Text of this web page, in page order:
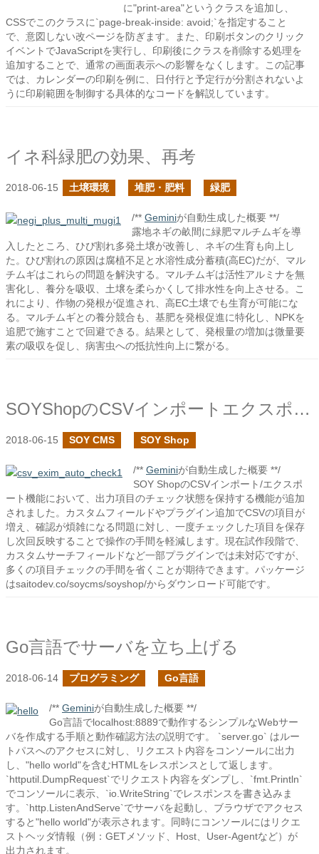
に"print-area"というクラスを追加し、
CSSでこのクラスに`page-break-inside: avoid;`を指定すること
で、意図しない改ページを防ぎます。また、印刷ボタンのクリック
イベントでJavaScriptを実行し、印刷後にクラスを削除する処理を
追加することで、通常の画面表示への影響をなくします。この記事
では、カレンダーの印刷を例に、日付行と予定行が分割されないよ
うに印刷範囲を制御する具体的なコードを解説しています。
イネ科緑肥の効果、再考
2018-06-15 土壌環境 堆肥・肥料 緑肥
/** Geminiが自動生成した概要 **/
露地ネギの畝間に緑肥マルチムギを導
入したところ、ひび割れ多発土壌が改善し、ネギの生育も向上し
た。ひび割れの原因は腐植不足と水溶性成分蓄積(高EC)だが、マル
チムギはこれらの問題を解決する。マルチムギは活性アルミナを無
害化し、養分を吸収、土壌を柔らかくして排水性を向上させる。こ
れにより、作物の発根が促進され、高EC土壌でも生育が可能にな
る。マルチムギとの養分競合も、基肥を発根促進に特化し、NPKを
追肥で施すことで回避できる。結果として、発根量の増加は微量要
素の吸収を促し、病害虫への抵抗性向上に繋がる。
SOYShopのCSVインポートエクスポートで出力時のチェックを保持するようにした
2018-06-15 SOY CMS SOY Shop
/** Geminiが自動生成した概要 **/
SOY ShopのCSVインポート/エクスポ
ート機能において、出力項目のチェック状態を保持する機能が追加
されました。カスタムフィールドやプラグイン追加でCSVの項目が
増え、確認が煩雑になる問題に対し、一度チェックした項目を保存
し次回反映することで操作の手間を軽減します。現在試作段階で、
カスタムサーチフィールドなど一部プラグインでは未対応ですが、
多くの項目チェックの手間を省くことが期待できます。パッケージ
はsaitodev.co/soycms/soyshop/からダウンロード可能です。
Go言語でサーバを立ち上げる
2018-06-14 プログラミング Go言語
/** Geminiが自動生成した概要 **/
Go言語でlocalhost:8889で動作するシンプルなWebサー
バを作成する手順と動作確認方法の説明です。 `server.go` はルー
トパスへのアクセスに対し、リクエスト内容をコンソールに出力
し、"hello world"を含むHTMLをレスポンスとして返します。
`httputil.DumpRequest`でリクエスト内容をダンプし、`fmt.Println`
でコンソールに表示、`io.WriteString`でレスポンスを書き込みま
す。`http.ListenAndServe`でサーバを起動し、ブラウザでアクセス
すると"hello world"が表示されます。同時にコンソールにはリクエ
ストヘッダ情報（例：GETメソッド、Host、User-Agentなど）が
出力されます。